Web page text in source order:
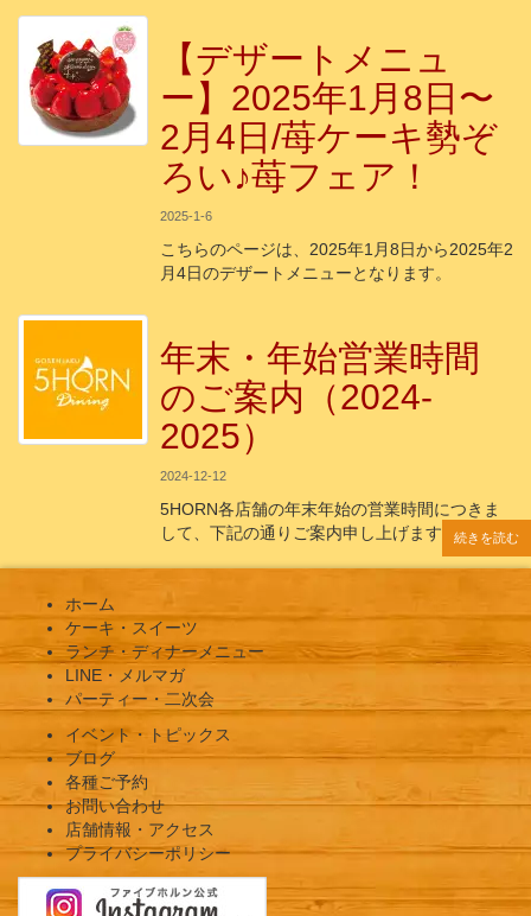
続きを読む
続きを読む
続きを読む
【デザートメニュ
ー】2025年1月8日〜
2月4日/苺ケーキ勢ぞ
ろい♪苺フェア！
2025-1-6
こちらのページは、2025年1月8日から2025年2
月4日のデザートメニューとなります。
続きを読む
年末・年始営業時間
のご案内（2024-
2025）
2024-12-12
5HORN各店舗の年末年始の営業時間につきま
して、下記の通りご案内申し上げます。 年続きを読む
ホーム
ケーキ・スイーツ
ランチ・ディナーメニュー
LINE・メルマガ
パーティー・二次会
イベント・トピックス
ブログ
各種ご予約
お問い合わせ
店舗情報・アクセス
プライバシーポリシー